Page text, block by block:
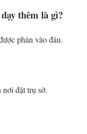
thêm là gì?
phân vào đâu.
đặt trụ sở.